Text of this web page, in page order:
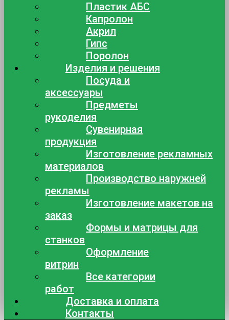
Пластик АБС
Капролон
Акрил
Гипс
Поролон
Изделия и решения
Посуда и
аксессуары
Предметы
рукоделия
Сувенирная
продукция
Изготовление рекламных
материалов
Производство наружней
рекламы
Изготовление макетов на
заказ
Формы и матрицы для
станков
Оформление
витрин
Все категории
работ
Доставка и оплата
Контакты